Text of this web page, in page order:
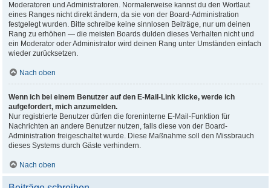
Moderatoren und Administratoren. Normalerweise kannst du den Wortlaut
eines Ranges nicht direkt ändern, da sie von der Board-Administration
festgelegt wurden. Bitte schreibe keine sinnlosen Beiträge, nur um deinen
Rang zu erhöhen — die meisten Boards dulden dieses Verhalten nicht und
ein Moderator oder Administrator wird deinen Rang unter Umständen einfach
wieder zurücksetzen.
Nach oben
Wenn ich bei einem Benutzer auf den E-Mail-Link klicke, werde ich
aufgefordert, mich anzumelden.
Nur registrierte Benutzer dürfen die foreninterne E-Mail-Funktion für
Nachrichten an andere Benutzer nutzen, falls diese von der Board-
Administration freigeschaltet wurde. Diese Maßnahme soll den Missbrauch
dieses Systems durch Gäste verhindern.
Nach oben